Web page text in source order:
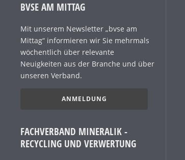
BVSE AM MITTAG
Mit unserem Newsletter „bvse am
Mittag“ informieren wir Sie mehrmals
wöchentlich über relevante
Neuigkeiten aus der Branche und über
unseren Verband.
ANMELDUNG
FACHVERBAND MINERALIK -
RECYCLING UND VERWERTUNG